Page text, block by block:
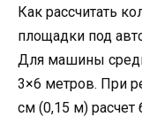
Как рассчитать
площадки под
Для машины
3×6 метров. При
см (0,15 м) расчет